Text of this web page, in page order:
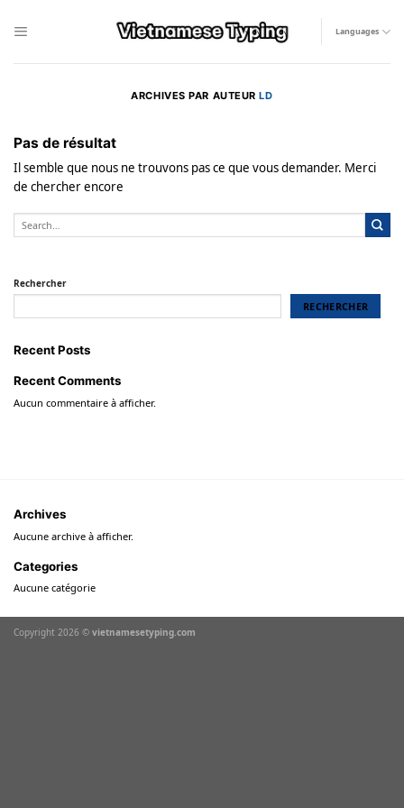
content
Languages
ARCHIVES PAR AUTEURLD
Pas de résultat
Il semble que nous ne trouvons pas ce que vous demander. Merci
de chercher encore
Rechercher
RECHERCHER
Recent Posts
Recent Comments
Aucun commentaire à afficher.
Archives
Aucune archive à afficher.
Categories
Aucune catégorie
Copyright 2026 © vietnamesetyping.com